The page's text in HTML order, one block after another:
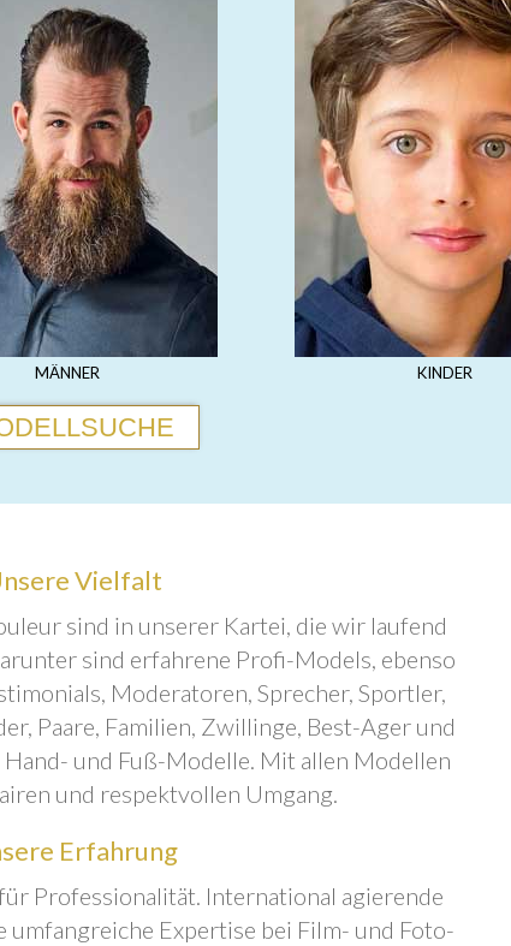
MÄNNER KINDER
Vielfalt
sind in unserer Kartei, die wir laufend
sind erfahrene Profi-Models, ebenso
Moderatoren, Sprecher, Sportler,
Paare, Familien, Zwillinge, Best-Ager und
und Fuß-Modelle. Mit allen Modellen
und respektvollen Umgang.
Erfahrung
Professionalität. International agierende
umfangreiche Expertise bei Film- und Foto-